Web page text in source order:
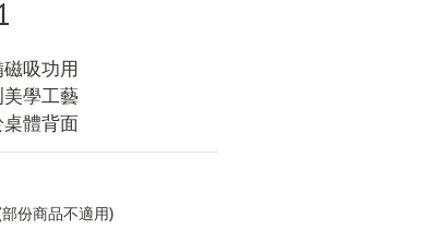
吸功用
學工藝
體背面
份商品不適用)